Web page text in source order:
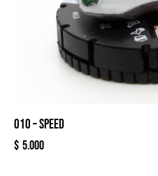
010 – SPEED
$ 5.000